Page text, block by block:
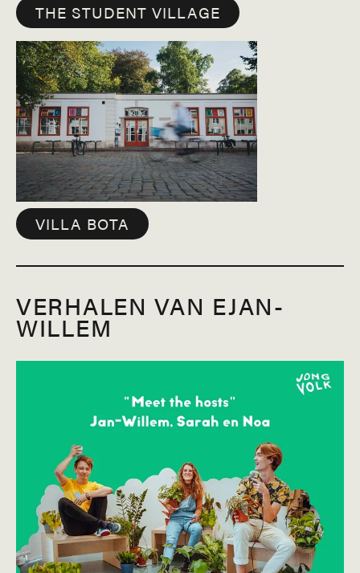
THE STUDENT VILLAGE
VILLA BOTA
VERHALEN VAN EJAN-
WILLEM